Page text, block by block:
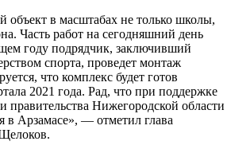
в масштабах не только школы,
Часть работ на сегодняшний день
году подрядчик, заключивший
спорта, проведет монтаж
что комплекс будет готов
2021 года. Рад, что при поддержке
правительства Нижегородской области
в Арзамасе», — отметил глава